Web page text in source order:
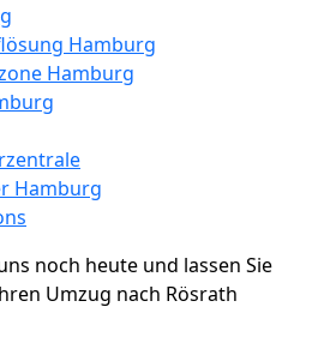
Hamburg
Hamburg
Hamburg
noch heute und lassen Sie
Umzug nach Rösrath